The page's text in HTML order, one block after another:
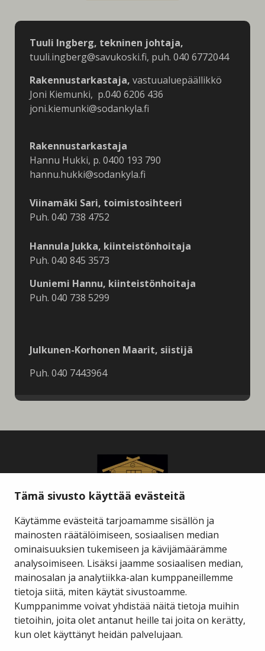
Tämä sivusto käyttää evästeitä
Käytämme evästeitä tarjoamamme sisällön ja
mainosten räätälöimiseen, sosiaalisen median
ominaisuuksien tukemiseen ja kävijämäärämme
analysoimiseen. Lisäksi jaamme sosiaalisen median,
mainosalan ja analytiikka-alan kumppaneillemme
tietoja siitä, miten käytät sivustoamme.
Kumppanimme voivat yhdistää näitä tietoja muihin
tietoihin, joita olet antanut heille tai joita on kerätty,
kun olet käyttänyt heidän palvelujaan.
Tuuli Ingberg, tekninen johtaja,
tuuli.ingberg@savukoski.fi, puh. 040 6772044
Rakennustarkastaja, vastuualuepäällikkö
Joni Kiemunki, p.040 6206 436
joni.kiemunki@sodankyla.fi
Rakennustarkastaja
Hannu Hukki, p. 0400 193 790
hannu.hukki@sodankyla.fi
Viinamäki Sari, toimistosihteeri
Puh. 040 738 4752
Hannula Jukka, kiinteistönhoitaja
Puh. 040 845 3573
Uuniemi Hannu, kiinteistönhoitaja
Puh. 040 738 5299
Julkunen-Korhonen Maarit, siistijä
Puh. 040 7443964
Savukosken kunta
Kauppakuja 2 A 1
98800 Savukoski
hallinto@savukoski.fi